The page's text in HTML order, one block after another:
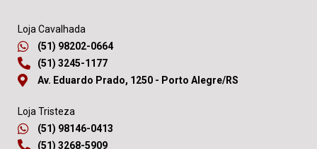
Loja Cavalhada
(51) 98202-0664
(51) 3245-1177
Av. Eduardo Prado, 1250 - Porto Alegre/RS
Loja Tristeza
(51) 98146-0413
(51) 3268-5909